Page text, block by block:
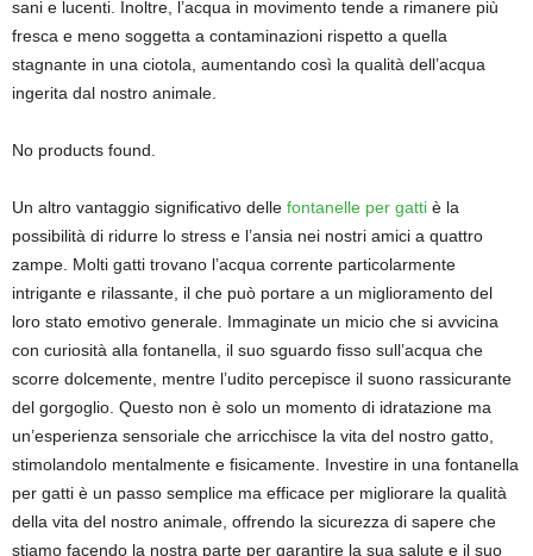
sani e lucenti. Inoltre, l’acqua in movimento tende a rimanere più
fresca e meno soggetta a contaminazioni rispetto a quella
stagnante in una ciotola, aumentando così la qualità dell’acqua
ingerita dal nostro animale.
No products found.
Un altro vantaggio significativo delle fontanelle per gatti è la
possibilità di ridurre lo stress e l’ansia nei nostri amici a quattro
zampe. Molti gatti trovano l’acqua corrente particolarmente
intrigante e rilassante, il che può portare a un miglioramento del
loro stato emotivo generale. Immaginate un micio che si avvicina
con curiosità alla fontanella, il suo sguardo fisso sull’acqua che
scorre dolcemente, mentre l’udito percepisce il suono rassicurante
del gorgoglio. Questo non è solo un momento di idratazione ma
un’esperienza sensoriale che arricchisce la vita del nostro gatto,
stimolandolo mentalmente e fisicamente. Investire in una fontanella
per gatti è un passo semplice ma efficace per migliorare la qualità
della vita del nostro animale, offrendo la sicurezza di sapere che
stiamo facendo la nostra parte per garantire la sua salute e il suo